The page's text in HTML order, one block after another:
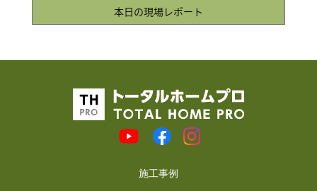
本日の現場レポート
施工事例